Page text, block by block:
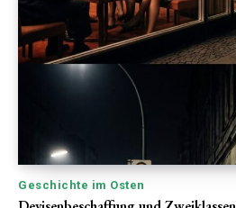
Geschichte im Osten